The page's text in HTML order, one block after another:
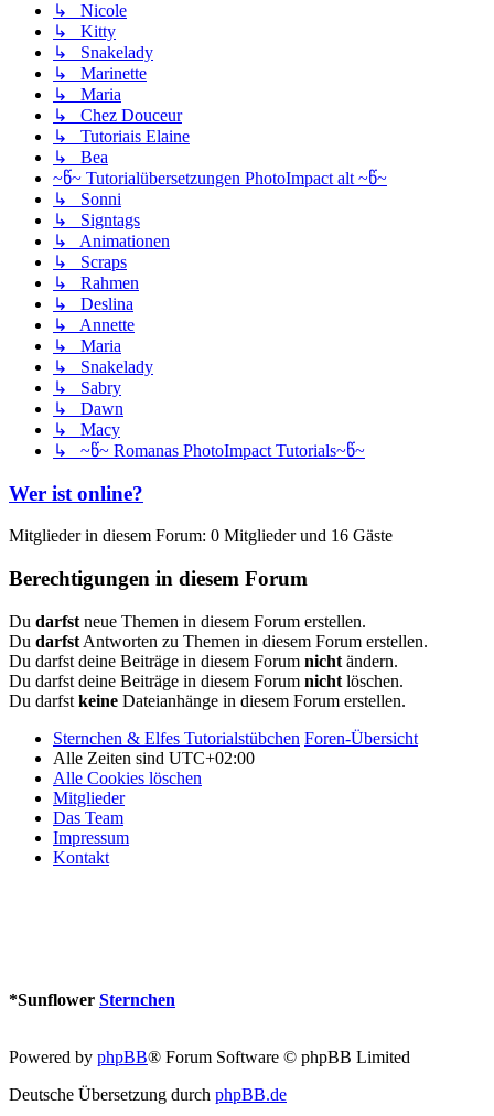
↳ Nicole
↳ Kitty
↳ Snakelady
↳ Marinette
↳ Maria
↳ Chez Douceur
↳ Tutoriais Elaine
↳ Bea
~წ~ Tutorialübersetzungen PhotoImpact alt ~წ~
↳ Sonni
↳ Signtags
↳ Animationen
↳ Scraps
↳ Rahmen
↳ Deslina
↳ Annette
↳ Maria
↳ Snakelady
↳ Sabry
↳ Dawn
↳ Macy
↳ ~წ~ Romanas PhotoImpact Tutorials~წ~
Wer ist online?
Mitglieder in diesem Forum: 0 Mitglieder und 16 Gäste
Berechtigungen in diesem Forum
Du darfst neue Themen in diesem Forum erstellen.
Du darfst Antworten zu Themen in diesem Forum erstellen.
Du darfst deine Beiträge in diesem Forum nicht ändern.
Du darfst deine Beiträge in diesem Forum nicht löschen.
Du darfst keine Dateianhänge in diesem Forum erstellen.
Sternchen & Elfes Tutorialstübchen Foren-Übersicht
Alle Zeiten sind UTC+02:00
Alle Cookies löschen
Mitglieder
Das Team
Impressum
Kontakt
*Sunflower Sternchen
Powered by phpBB® Forum Software © phpBB Limited
Deutsche Übersetzung durch phpBB.de